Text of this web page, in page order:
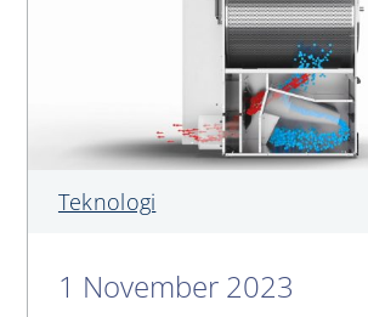
Teknologi
1 November 2023